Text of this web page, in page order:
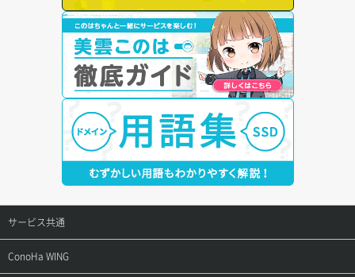
サービス共通
サポートトップ
ConoHa WING